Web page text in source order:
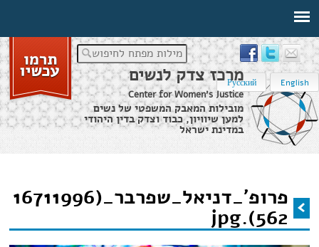
מילות מפתח לחיפוש
English
Русский
מרכז צדק לנשים
Center for Women's Justice
מובילות המאבק המשפטי של נשים
למען שיוויון, כבוד וצדק בדין היהודי
במדינת ישראל
הינך נמצא כאן פרופ'_דניאל_שפרבר_(16711996
562).jpg